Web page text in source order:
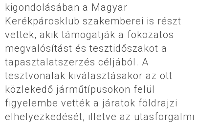
kigondolásában a Magyar
Kerékpárosklub szakemberei is részt
vettek, akik támogatják a fokozatos
megvalósítást és tesztidőszakot a
tapasztalatszerzés céljából. A
tesztvonalak kiválasztásakor az ott
közlekedő járműtípusokon felül
figyelembe vették a járatok földrajzi
elhelyezkedését, illetve az utasforgalmi